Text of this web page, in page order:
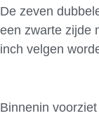
De zeven
een zwarte zijde
inch velgen
Binnenin